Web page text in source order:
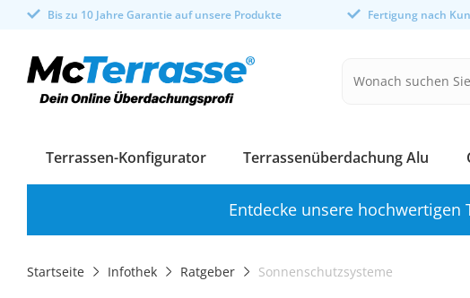
Bis zu 10 Jahre Garantie auf unsere Produkte Fertigung nach
Terrassen-Konfigurator Terrassenüberdachung Alu
Entdecke unsere
Startseite Infothek Ratgeber Sonnenschutzsysteme